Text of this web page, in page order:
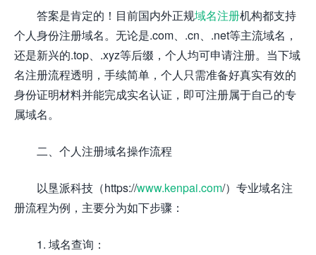
答案是肯定的！目前国内外正规域名注册机构都支持
个人身份注册域名。无论是.com、.cn、.net等主流域名，
还是新兴的.top、.xyz等后缀，个人均可申请注册。当下域
名注册流程透明，手续简单，个人只需准备好真实有效的
身份证明材料并能完成实名认证，即可注册属于自己的专
属域名。
二、个人注册域名操作流程
以垦派科技（https://www.kenpai.com/）专业域名注
册流程为例，主要分为如下步骤：
1. 域名查询：